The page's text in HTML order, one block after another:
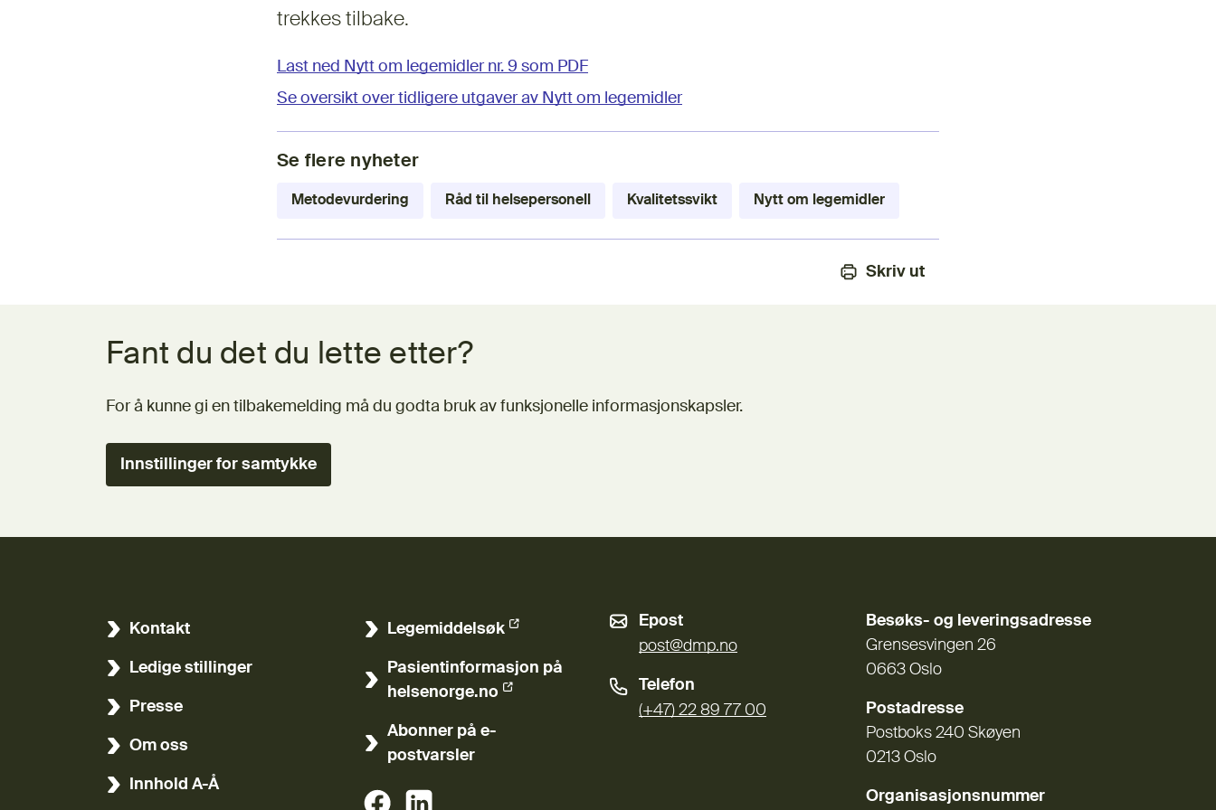
trekkes tilbake.
Last ned Nytt om legemidler nr. 9 som PDF
Se oversikt over tidligere utgaver av Nytt om legemidler
Se flere nyheter
Metodevurdering Råd til helsepersonell Kvalitetssvikt Nytt om legemidler
Skriv ut
Fant du det du lette etter?
For å kunne gi en tilbakemelding må du godta bruk av funksjonelle informasjonskapsler.
Innstillinger for samtykke
Kontakt
Ledige stillinger
Presse
Om oss
Innhold A-Å
Legemiddelsøk
(Ekstern lenke)
Pasientinformasjon på
helsenorge.no
(Ekstern lenke)
Abonner på e-
postvarsler
(Ekstern lenke)
Epost
post@dmp.no
Telefon
(+47) 22 89 77 00
Besøks- og leveringsadresse
Grensesvingen 26
0663 Oslo
Postadresse
Postboks 240 Skøyen
0213 Oslo
Organisasjonsnummer